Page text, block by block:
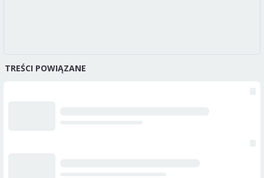
TREŚCI POWIĄZANE